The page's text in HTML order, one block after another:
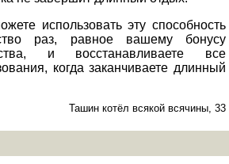
использовать эту способность
раз, равное вашему бонусу
и восстанавливаете все
когда заканчиваете длинный
Ташин котёл всякой всячины, 33